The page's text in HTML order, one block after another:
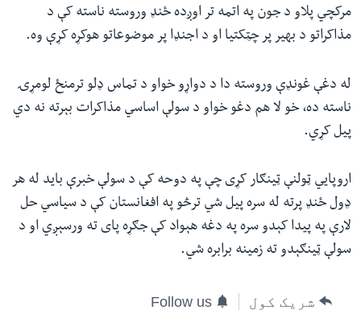
مرکچي پلاو د جون په اتمه تر اوږده ځنډ وروسته ناسته کې د
مذاکراتو د بهیر پر چټکتیا او د اجنډا پر موضوعاتو هوکړه کړې وه.
له دغې غونډې وروسته دا د دواړو خواو د تماس ډلو ترمنځ لومړۍ
ناسته ده، خو لا هم دغو خواو د سولې اساسي مذاکرات بېرته نه دي
پیل کړي.
اروپايي ټولنې ټینګار کړی چې په دوحه کې د سولې خبرې باید له هر
ډول ځنډ پرته له سره پيل شي ترڅو په افغانستان کې د سیاسي حل
لارې په پیدا کېدو سره په دغه هېواد کې جګړه پای ته ورسېږي او د
سولې ټینګېدو ته زمینه برابره شي.
شریک کول Follow us